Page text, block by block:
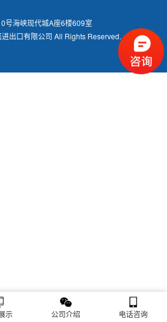
号海峡现代城A座6楼609室
出口有限公司 All Rights Reserved.
示 公司介绍 电话咨询